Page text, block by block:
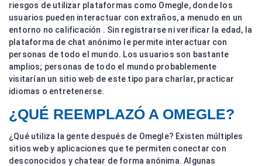
riesgos de utilizar plataformas como Omegle, donde los
usuarios pueden interactuar con extraños, a menudo en un
entorno no calificación . Sin registrarse ni verificar la edad, la
plataforma de chat anónimo le permite interactuar con
personas de todo el mundo. Los usuarios son bastante
amplios; personas de todo el mundo probablemente
visitarían un sitio web de este tipo para charlar, practicar
idiomas o entretenerse.
¿QUÉ REEMPLAZÓ A OMEGLE?
¿Qué utiliza la gente después de Omegle? Existen múltiples
sitios web y aplicaciones que te permiten conectar con
desconocidos y chatear de forma anónima. Algunas